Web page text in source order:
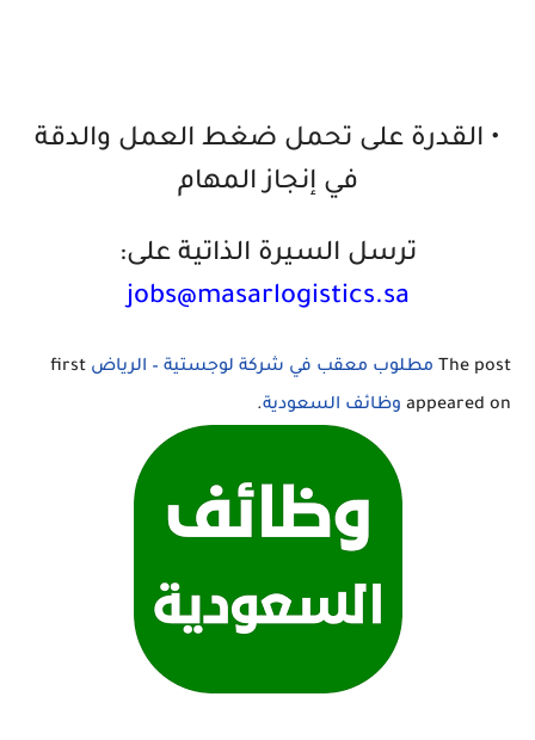
• القدرة على تحمل ضغط العمل والدقة
في إنجاز المهام
ترسل السيرة الذاتية على:
The post مطلوب معقب في شركة لوجستية – الرياض first
appeared on وظائف السعودية.